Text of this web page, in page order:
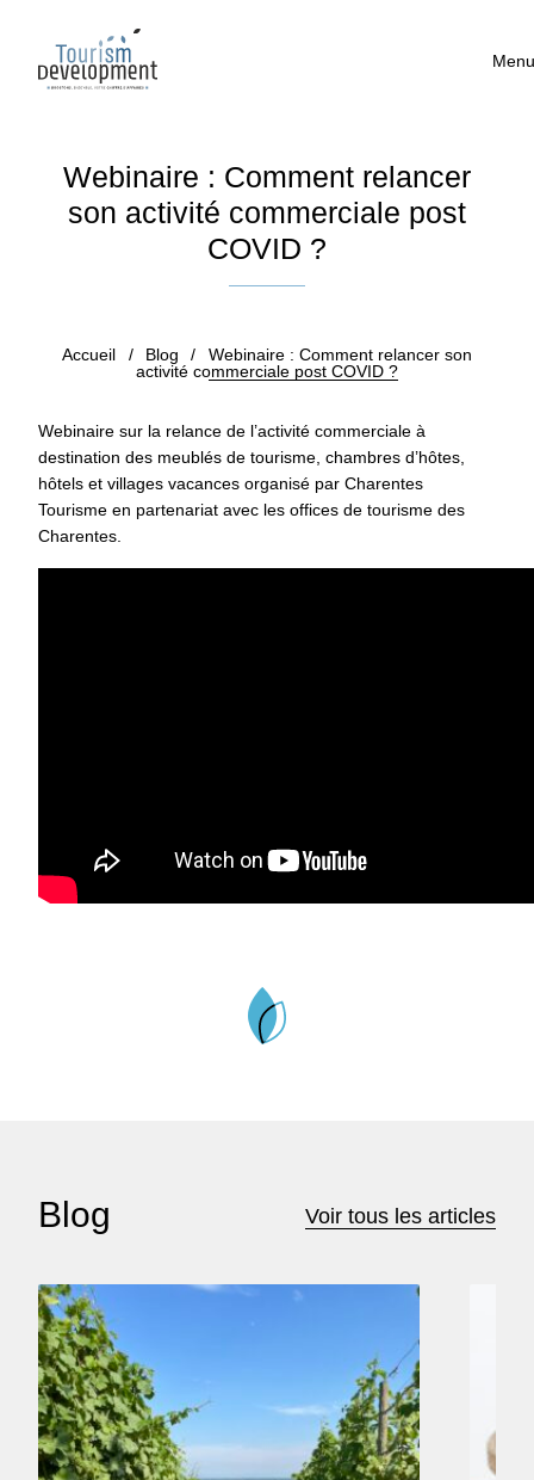
Menu
Webinaire : Comment relancer
son activité commerciale post
COVID ?
Accueil / Blog /
Webinaire : Comment relancer son
activité commerciale post COVID ?
Webinaire sur la relance de l’activité commerciale à
destination des meublés de tourisme, chambres d’hôtes,
hôtels et villages vacances organisé par Charentes
Tourisme en partenariat avec les offices de tourisme des
Charentes.
Blog Voir tous les articles